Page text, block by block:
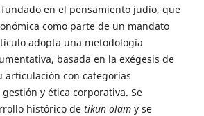
en el pensamiento judío, que
como parte de un mandato
adopta una metodología
basada en la exégesis de
articulación con categorías
y ética corporativa. Se
histórico de tikun olamy se